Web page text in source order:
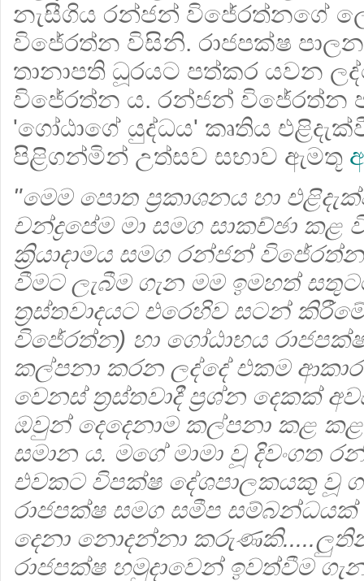
නැසීගිය රන්ජන් විජේරත්නගේ
විජේරත්න විසිනි. රාජපක්ෂ
තානාපති ධූරයට පත්කර යවන
විජේරත්න ය. රන්ජන් විජේරත්න
'ගෝඨාගේ යුද්ධය' කෘතිය
පිළිගන්මින් උත්සව සභාව ඇමතූ
"මෙම පොත ප්‍රකාශනය හා
චන්ද්‍රපේම මා සමග සාකච්ඡා
ක්‍රියාදාමය සමග රන්ජන්
වීමට ලැබීම ගැන මම ඉමහත්
ත්‍රස්තවාදයට එරෙහිව සටන්
විජේරත්න) හා ගෝඨාභය
කල්පනා කරන ලද්දේ එකම
වෙනස් ත්‍රස්තවාදී ප්‍රශ්න දෙකක්
ඔවුන් දෙදෙනාම කල්පනා කළ
සමාන ය. මගේ මාමා වූ දිවංගත
එවකට විපක්ෂ දේශපාලකයකු වූ
රාජපක්ෂ සමග සමීප
දෙනා නොදන්නා
රාජපක්ෂ හමුදාවෙන් ඉවත්වීම